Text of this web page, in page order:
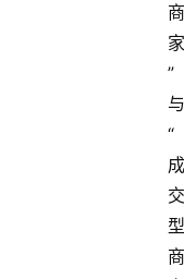
商
家
”
与
“
成
交
型
商